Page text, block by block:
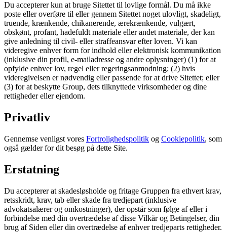
Du accepterer kun at bruge Sitettet til lovlige formål. Du må ikke
poste eller overføre til eller gennem Sitettet noget ulovligt, skadeligt,
truende, krænkende, chikanerende, ærekrænkende, vulgært,
obskønt, profant, hadefuldt materiale eller andet materiale, der kan
give anledning til civil- eller straffeansvar efter loven. Vi kan
videregive enhver form for indhold eller elektronisk kommunikation
(inklusive din profil, e-mailadresse og andre oplysninger) (1) for at
opfylde enhver lov, regel eller regeringsanmodning; (2) hvis
videregivelsen er nødvendig eller passende for at drive Sitettet; eller
(3) for at beskytte Group, dets tilknyttede virksomheder og dine
rettigheder eller ejendom.
Privatliv
Gennemse venligst vores Fortrolighedspolitik og Cookiepolitik, som
også gælder for dit besøg på dette Site.
Erstatning
Du accepterer at skadesløsholde og fritage Gruppen fra ethvert krav,
retsskridt, krav, tab eller skade fra tredjepart (inklusive
advokatsalærer og omkostninger), der opstår som følge af eller i
forbindelse med din overtrædelse af disse Vilkår og Betingelser, din
brug af Siden eller din overtrædelse af enhver tredjeparts rettigheder.